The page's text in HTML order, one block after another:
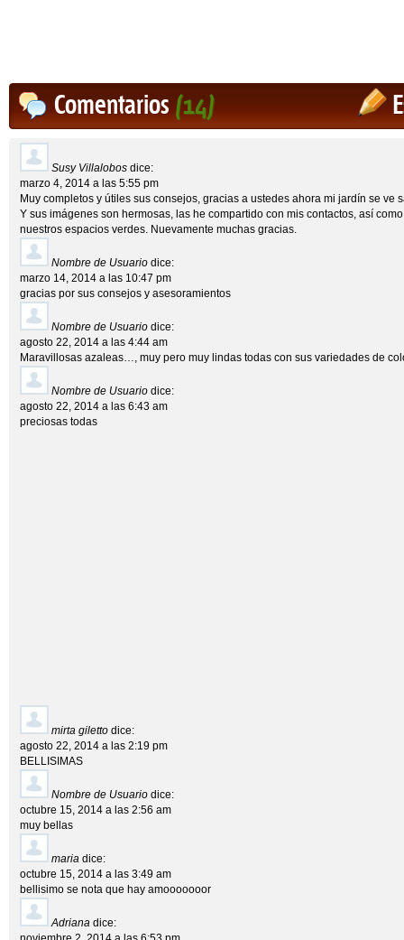
Comentarios(14)
Susy Villalobos dice:
marzo 4, 2014 a las 5:55 pm
Muy completos y útiles sus consejos, gracias a ustedes ahora mi jardín se ve
Y sus imágenes son hermosas, las he compartido con mis contactos, así
nuestros espacios verdes. Nuevamente muchas gracias.
Nombre de Usuario dice:
marzo 14, 2014 a las 10:47 pm
gracias por sus consejos y asesoramientos
Nombre de Usuario dice:
agosto 22, 2014 a las 4:44 am
Maravillosas azaleas…, muy pero muy lindas todas con sus variedades de
Nombre de Usuario dice:
agosto 22, 2014 a las 6:43 am
preciosas todas
mirta giletto dice:
agosto 22, 2014 a las 2:19 pm
BELLISIMAS
Nombre de Usuario dice:
octubre 15, 2014 a las 2:56 am
muy bellas
maria dice:
octubre 15, 2014 a las 3:49 am
bellisimo se nota que hay amooooooor
Adriana dice: